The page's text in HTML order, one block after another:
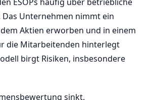
Unternehmen nimmt ein
Aktien erworben und in einem
die Mitarbeitenden hinterlegt
birgt Risiken, insbesondere
sinkt,